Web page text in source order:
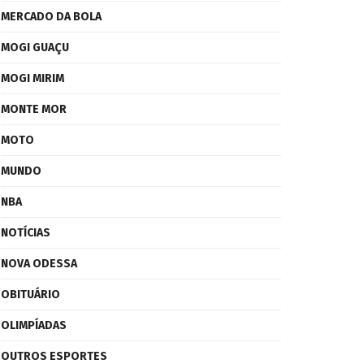
MERCADO DA BOLA
MOGI GUAÇU
MOGI MIRIM
MONTE MOR
MOTO
MUNDO
NBA
NOTÍCIAS
NOVA ODESSA
OBITUÁRIO
OLIMPÍADAS
OUTROS ESPORTES